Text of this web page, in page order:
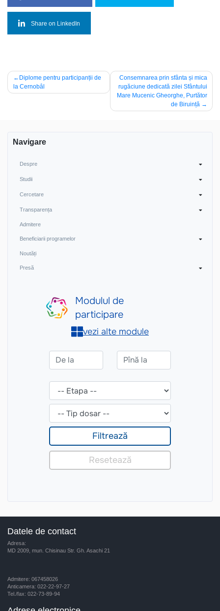
Share on LinkedIn
Navigare
în
Diplome pentru participanții de
la Cernobâl
Consemnarea prin sfânta și mica
rugăciune dedicată zilei Sfântului
Mare Mucenic Gheorghe, Purtător
de Biruință
Navigare
Despre
Studii
Cercetare
Transparența
Admitere
Beneficiarii programelor
Noutăți
Presă
Datele de contact
Adresa:
MD 2009, mun. Chisinau Str. Gh. Asachi 21
Admitere: 067458026
Anticamera: 022-22-97-27
Tel./fax: 022-73-89-94